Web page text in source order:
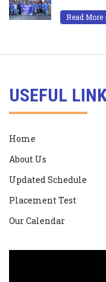
Read More
USEFUL
Home
About Us
Updated Schedule
Placement Test
Our Calendar